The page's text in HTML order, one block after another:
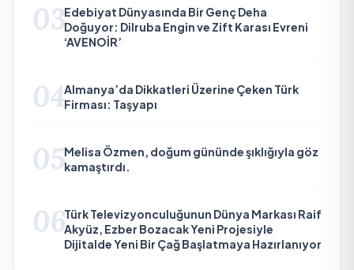
03Edebiyat Dünyasında Bir Genç Deha
Doğuyor: Dilruba Engin ve Zift Karası Evreni
‘AVENOİR’
04Almanya’da Dikkatleri Üzerine Çeken Türk
Firması: Taşyapı
05Melisa Özmen, doğum gününde şıklığıyla göz
kamaştırdı.
06Türk Televizyonculuğunun Dünya Markası Raif
Akyüz, Ezber Bozacak Yeni Projesiyle
Dijitalde Yeni Bir Çağ Başlatmaya Hazırlanıyor